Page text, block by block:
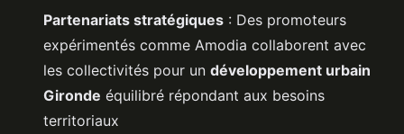
Partenariats stratégiques : Des promoteurs
expérimentés comme Amodia collaborent avec
les collectivités pour un développement urbain
Gironde équilibré répondant aux besoins
territoriaux